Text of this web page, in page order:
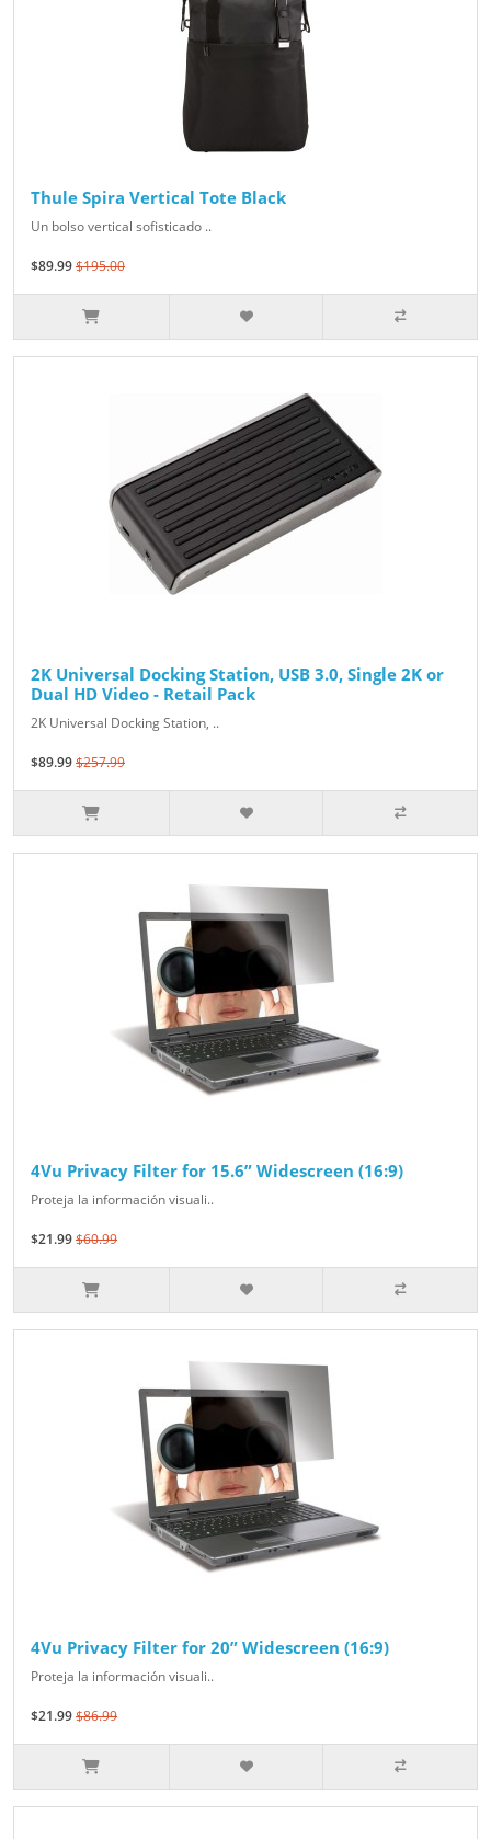
Thule Spira Vertical Tote Black
Un bolso vertical sofisticado ..
$89.99$195.00
2K Universal Docking Station, USB 3.0, Single 2K or
Dual HD Video - Retail Pack
2K Universal Docking Station, ..
$89.99$257.99
4Vu Privacy Filter for 15.6” Widescreen (16:9)
Proteja la información visuali..
$21.99$60.99
4Vu Privacy Filter for 20” Widescreen (16:9)
Proteja la información visuali..
$21.99$86.99